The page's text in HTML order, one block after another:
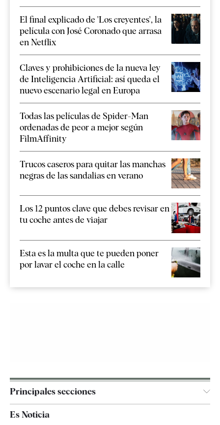
El final explicado de 'Los creyentes', la
película con José Coronado que arrasa
en Netflix
Claves y prohibiciones de la nueva ley
de Inteligencia Artificial: así queda el
nuevo escenario legal en Europa
Todas las películas de Spider-Man
ordenadas de peor a mejor según
FilmAffinity
Trucos caseros para quitar las manchas
negras de las sandalias en verano
Los 12 puntos clave que debes revisar en
tu coche antes de viajar
Esta es la multa que te pueden poner
por lavar el coche en la calle
Principales secciones
España
Es Noticia